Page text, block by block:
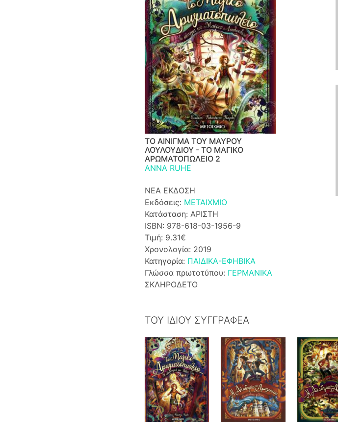
ΤΟ ΑΙΝΙΓΜΑ ΤΟΥ ΜΑΥΡΟΥ
ΛΟΥΛΟΥΔΙΟΥ - ΤΟ ΜΑΓΙΚΟ
ΑΡΩΜΑΤΟΠΩΛΕΙΟ 2
ANNA RUHE
ΝΕΑ ΕΚΔΟΣΗ
Εκδόσεις: ΜΕΤΑΙΧΜΙΟ
Κατάσταση: ΑΡΙΣΤΗ
ISBN: 978-618-03-1956-9
Τιμή: 9.31€
Χρονολογία: 2019
Κατηγορία: ΠΑΙΔΙΚΑ-ΕΦΗΒΙΚΑ
Γλώσσα πρωτοτύπου: ΓΕΡΜΑΝΙΚΑ
ΣΚΛΗΡΟΔΕΤΟ
ΤΟΥ ΙΔΙΟΥ ΣΥΓΓΡΑΦΕΑ